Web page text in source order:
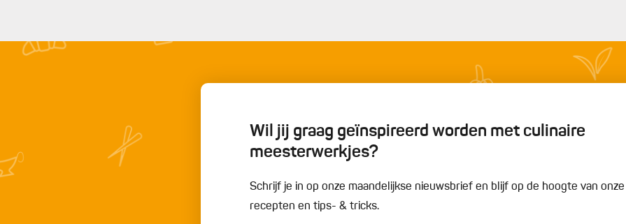
Wil jij graag geïnspireerd worden met culinaire
meesterwerkjes?
Schrijf je in op onze maandelijkse nieuwsbrief en blijf op de hoogte van
recepten en tips- & tricks.